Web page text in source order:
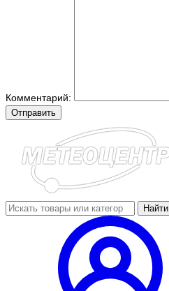
Комментарий:
Отправить
Найти